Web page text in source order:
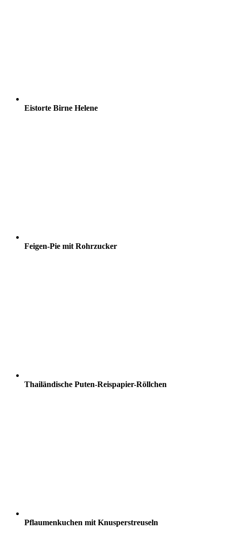
Eistorte Birne Helene
Feigen-Pie mit Rohrzucker
Thailändische Puten-Reispapier-Röllchen
Pflaumenkuchen mit Knusperstreuseln